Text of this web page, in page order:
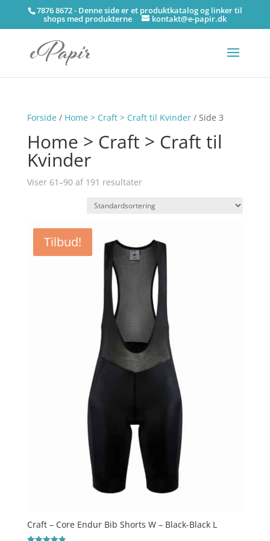
7876 8672 - Denne side er et produktkatalog og linker til
shops med produkterne kontakt@e-papir.dk
Forside/ Home > Craft > Craft til Kvinder/ Side 3
Home > Craft > Craft til
Kvinder
Viser 61–90 af 191 resultater
Tilbud!
Craft – Core Endur Bib Shorts W – Black-Black L